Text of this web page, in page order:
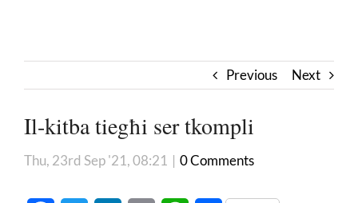
Previous Next
Il-kitba tiegħi ser tkompli
Thu, 23rd Sep '21, 08:21 | 0 Comments